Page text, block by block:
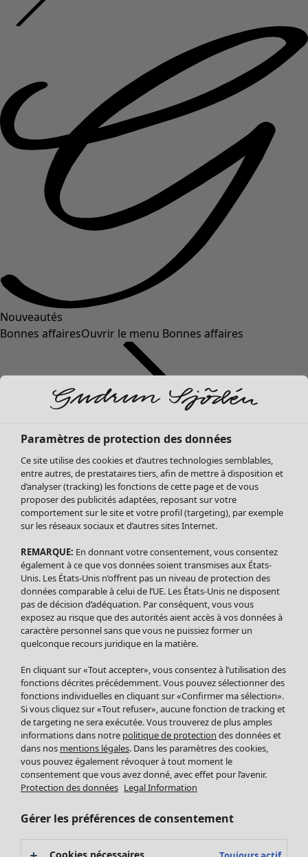
Nouveautés
Bonnes affairesOuvrir le menu Bonnes affaires
Soldes Vêtements
Tous les vêtements
Robes
Tuniques
Blouses
Tops
Gilets
Pantalon
Jupes
Leggings et collants
Accessoires
Chaussures
Vêtements de bain
Basics
Soldes Mobilier
Bonnes affaires déco
Décoration
Textiles
Tapis
Éponge
Paramètres de protection des données
Ce site utilise des cookies et d’autres technologies semblables,
entre autres, de prestataires tiers, afin de mettre à disposition et
d’analyser (tracking) les fonctions de cette page et de vous
proposer des publicités adaptées, reposant sur votre
comportement sur le site et votre profil (targeting), par exemple
sur les réseaux sociaux et d’autres sites Internet.
REMARQUE: En donnant votre consentement, vous consentez
également à ce que vos données soient transmises aux États-
Unis. Les États-Unis n’offrent pas un niveau de protection des
données comparable à celui de l’UE. Les États-Unis ne disposent
pas de décision d’adéquation. Par conséquent, vous vous
exposez au risque que des autorités aient accès à vos données à
caractère personnel sans que vous ne puissiez former un
quelconque recours juridique en la matière.
En cliquant sur «Tout accepter», vous consentez à l’utilisation des
fonctions décrites précédemment. Vous pouvez sélectionner des
fonctions individuelles en cliquant sur «Confirmer ma sélection».
Si vous cliquez sur «Tout refuser», aucune fonction de tracking et
de targeting ne sera exécutée. Vous trouverez de plus amples
informations dans notre politique de protection des données et
dans nos mentions légales. Dans les paramètres des cookies,
vous pouvez également révoquer à tout moment le
consentement que vous avez donné, avec effet pour l’avenir.
Protection des données Legal Information
Gérer les préférences de consentement